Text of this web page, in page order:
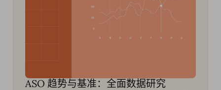
ASO 趋势与基准：全面数据研究